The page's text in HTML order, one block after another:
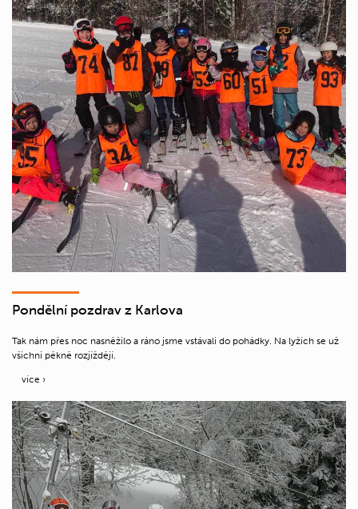
Pondělní pozdrav z Karlova
Tak nám přes noc nasněžilo a ráno jsme vstávali do pohádky. Na lyžích se už
všichni pěkně rozjíždějí.
více ›